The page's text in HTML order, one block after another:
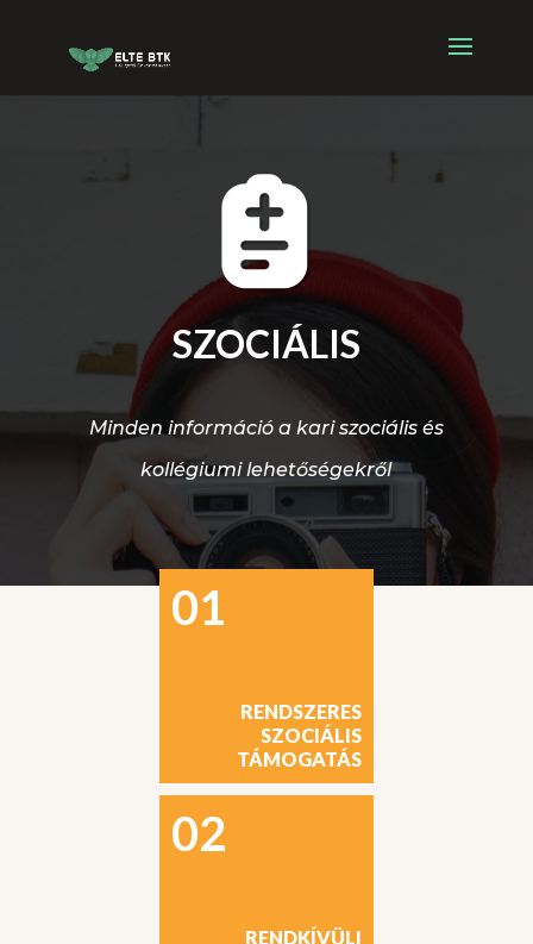
SZOCIÁLIS
Minden információ a kari szociális és
kollégiumi lehetőségekről
01
RENDSZERES
SZOCIÁLIS
TÁMOGATÁS
02
RENDKÍVÜLI